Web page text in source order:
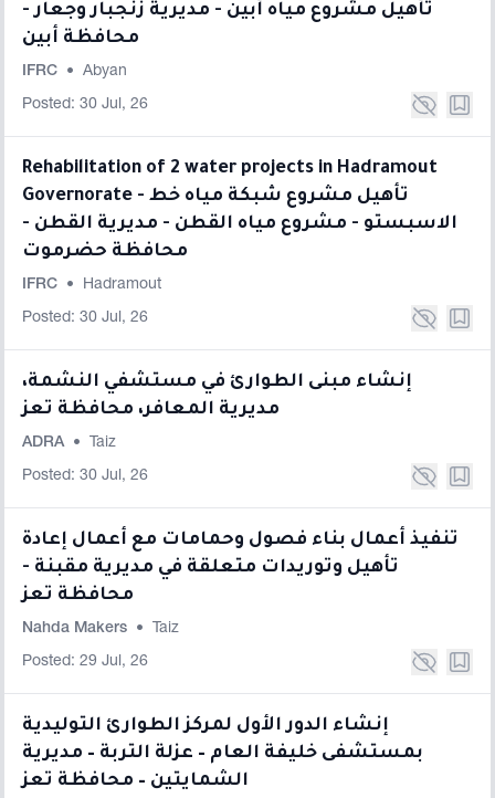
تأهيل مشروع مياه أبين - مديرية زنجبار وجعار -
محافظة أبين
IFRC • Abyan
Posted: 30 Jul, 26
Rehabilitation of 2 water projects in Hadramout
Governorate - تأهيل مشروع شبكة مياه خط
الاسبستو - مشروع مياه القطن - مديرية القطن -
محافظة حضرموت
IFRC • Hadramout
Posted: 30 Jul, 26
إنشاء مبنى الطوارئ في مستشفي النشمة،
مديرية المعافر، محافظة تعز
ADRA • Taiz
Posted: 30 Jul, 26
تنفيذ أعمال بناء فصول وحمامات مع أعمال إعادة
تأهيل وتوريدات متعلقة في مديرية مقبنة -
محافظة تعز
Nahda Makers • Taiz
Posted: 29 Jul, 26
إنشاء الدور الأول لمركز الطوارئ التوليدية
بمستشفى خليفة العام – عزلة التربة – مديرية
الشمايتين – محافظة تعز